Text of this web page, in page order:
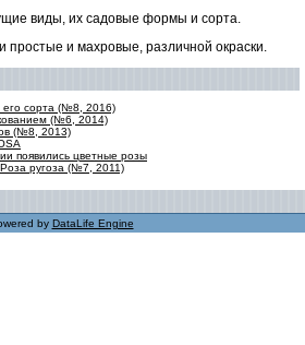
виды, их садовые формы и сорта.
простые и махровые, различной окраски.
его сорта (№8, 2016)
(№6, 2014)
(№8, 2013)
появились цветные розы
ругоза (№7, 2011)
by DataLife Engine